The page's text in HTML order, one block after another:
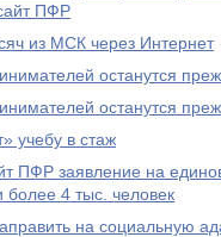
ПФР
из МСК через Интернет
останутся
останутся
учебу в стаж
ПФР заявление на
более 4 тыс. человек
на социальную